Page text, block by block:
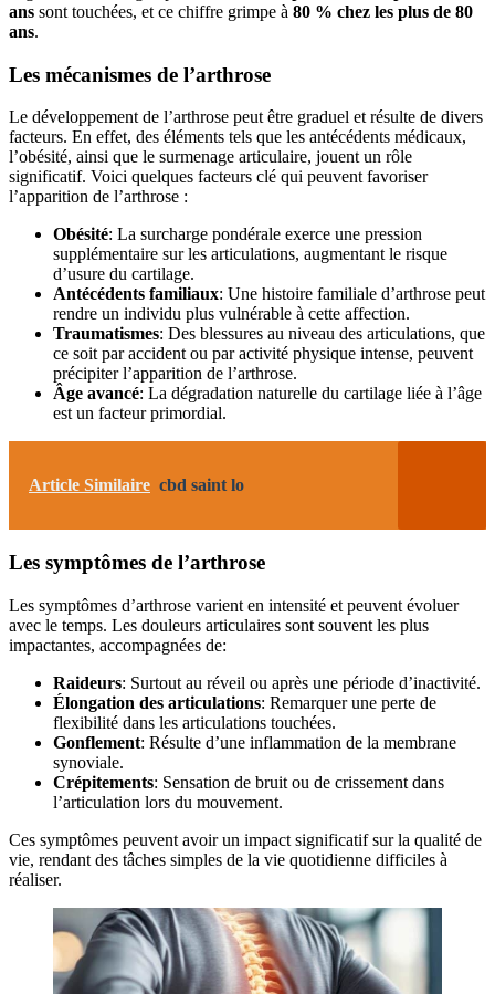
ans sont touchées, et ce chiffre grimpe à 80 % chez les plus de 80
ans.
Les mécanismes de l’arthrose
Le développement de l’arthrose peut être graduel et résulte de divers
facteurs. En effet, des éléments tels que les antécédents médicaux,
l’obésité, ainsi que le surmenage articulaire, jouent un rôle
significatif. Voici quelques facteurs clé qui peuvent favoriser
l’apparition de l’arthrose :
Obésité: La surcharge pondérale exerce une pression
supplémentaire sur les articulations, augmentant le risque
d’usure du cartilage.
Antécédents familiaux: Une histoire familiale d’arthrose peut
rendre un individu plus vulnérable à cette affection.
Traumatismes: Des blessures au niveau des articulations, que
ce soit par accident ou par activité physique intense, peuvent
précipiter l’apparition de l’arthrose.
Âge avancé: La dégradation naturelle du cartilage liée à l’âge
est un facteur primordial.
Article Similaire cbd saint lo
Les symptômes de l’arthrose
Les symptômes d’arthrose varient en intensité et peuvent évoluer
avec le temps. Les douleurs articulaires sont souvent les plus
impactantes, accompagnées de:
Raideurs: Surtout au réveil ou après une période d’inactivité.
Élongation des articulations: Remarquer une perte de
flexibilité dans les articulations touchées.
Gonflement: Résulte d’une inflammation de la membrane
synoviale.
Crépitements: Sensation de bruit ou de crissement dans
l’articulation lors du mouvement.
Ces symptômes peuvent avoir un impact significatif sur la qualité de
vie, rendant des tâches simples de la vie quotidienne difficiles à
réaliser.